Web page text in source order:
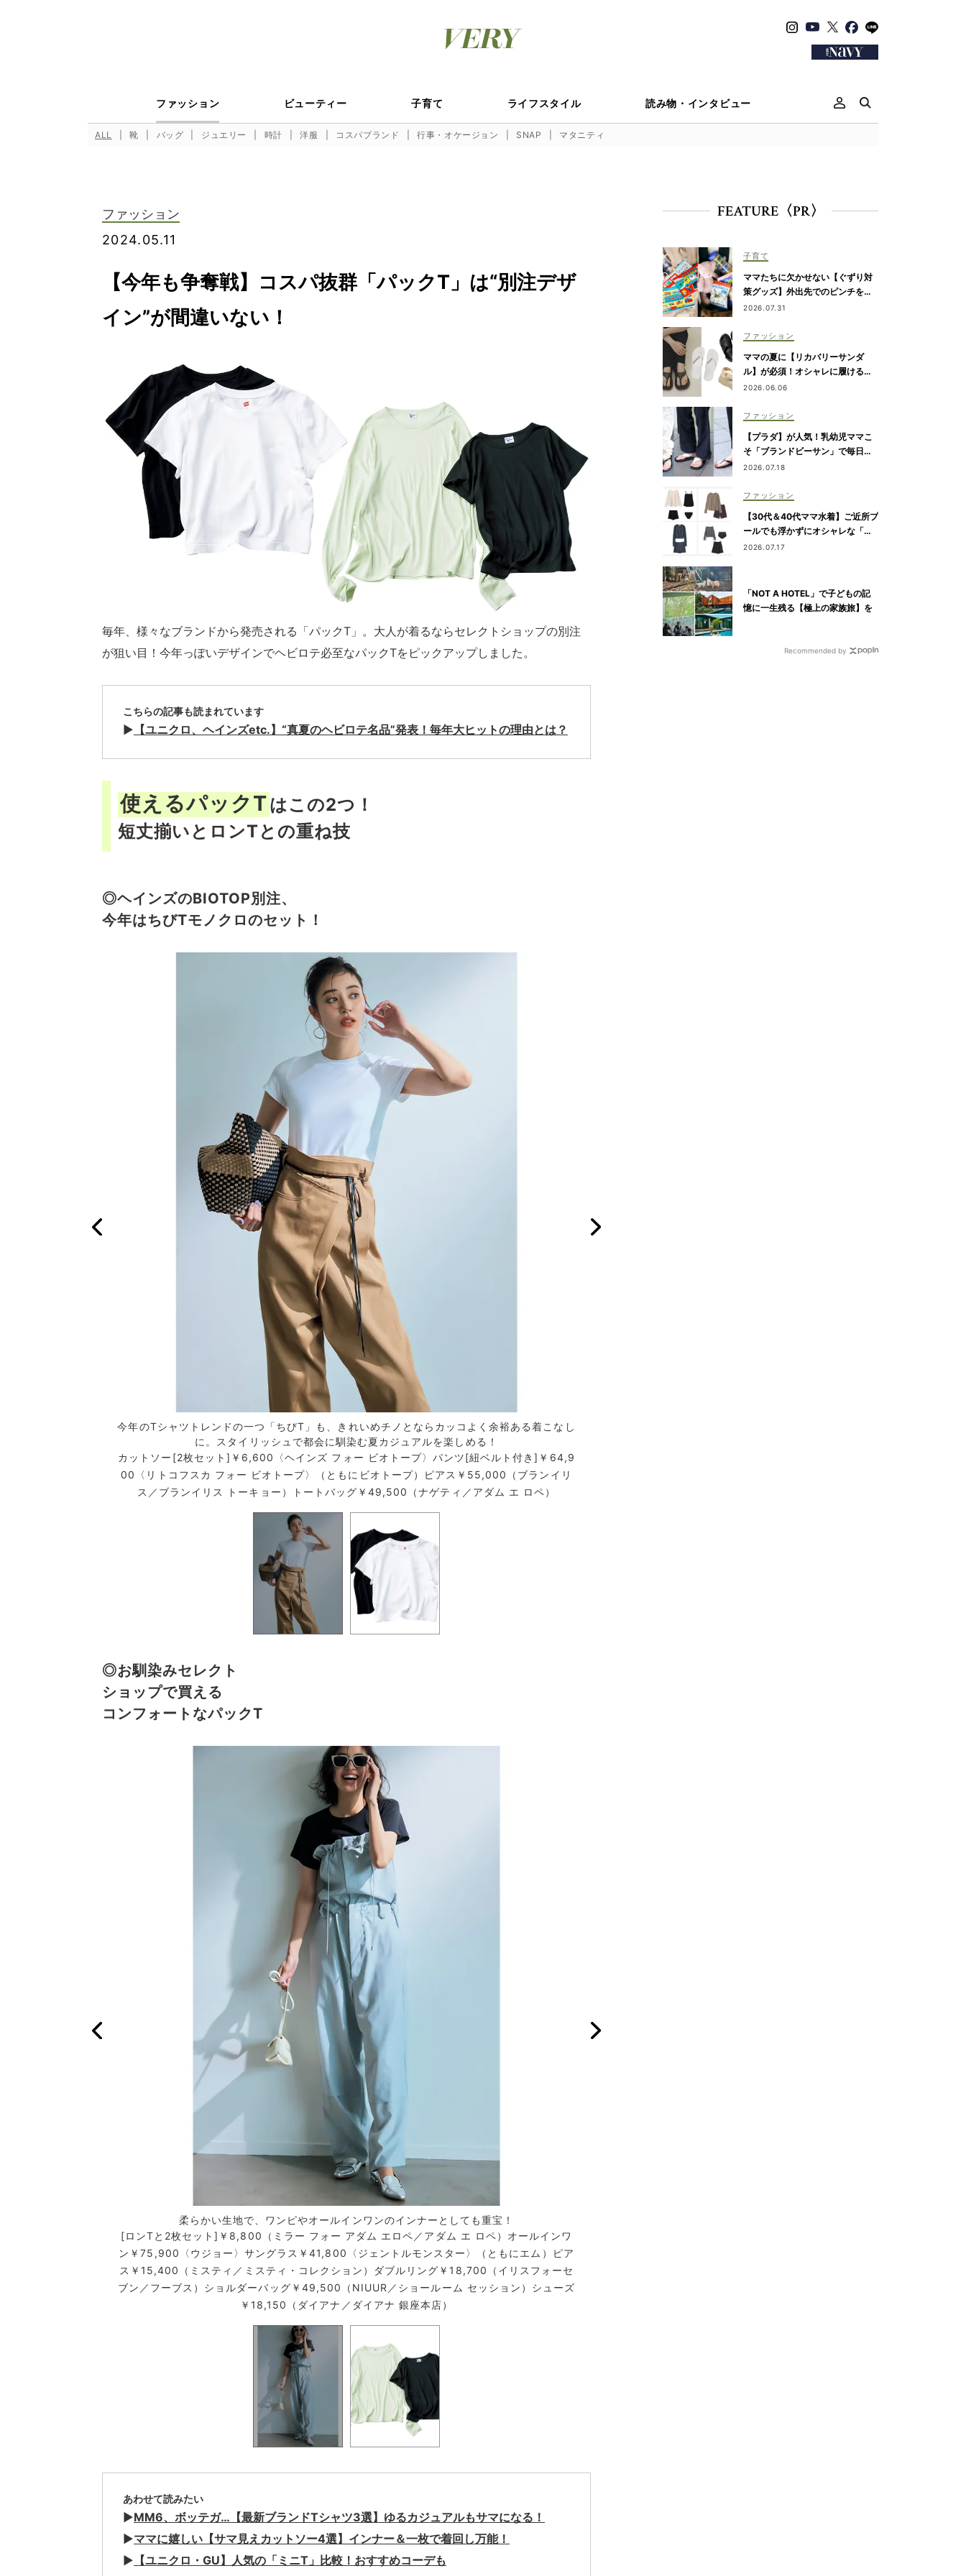
ファッション ビューティー 子育て ライフスタイル 読み物・インタビュー
ALL 靴 バッグ ジュエリー 時計 洋服 コスパブランド 行事・オケージョン SNAP マタニティ
ファッション
2024.05.11
【今年も争奪戦】コスパ抜群「パックT」は“別注デザ
イン”が間違いない！
毎年、様々なブランドから発売される「パックT」。大人が着るならセレクトショップの別注
が狙い目！今年っぽいデザインでヘビロテ必至なパックTをピックアップしました。
こちらの記事も読まれています
▶︎ 【ユニクロ、ヘインズetc.】“真夏のヘビロテ名品”発表！毎年大ヒットの理由とは？
使えるパックTはこの2つ！
短丈揃いとロンTとの重ね技
◎ヘインズのBIOTOP別注、
今年はちびTモノクロのセット！
今年のTシャツトレンドの一つ「ちびT」も、きれいめチノとならカッコよく余裕ある着こなし
に。スタイリッシュで都会に馴染む夏カジュアルを楽しめる！
カットソー[2枚セット]￥6,600〈ヘインズ フォー ビオトープ〉パンツ[紐ベルト付き]￥64,9
00〈リトコフスカ フォー ビオトープ〉（ともにビオトープ）ピアス￥55,000（ブランイリ
ス／ブランイリス トーキョー）トートバッグ￥49,500（ナゲティ／アダム エ ロペ）
◎お馴染みセレクト
ショップで買える
コンフォートなパックT
柔らかい生地で、ワンピやオールインワンのインナーとしても重宝！
[ロンTと2枚セット]￥8,800（ミラー フォー アダム エロペ／アダム エ ロペ）オールインワ
ン￥75,900〈ウジョー〉サングラス￥41,800〈ジェントルモンスター〉（ともにエム）ピア
ス￥15,400（ミスティ／ミスティ・コレクション）ダブルリング￥18,700（イリスフォーセ
ブン／フーブス）ショルダーバッグ￥49,500（NIUUR／ショールーム セッション）シューズ
￥18,150（ダイアナ／ダイアナ 銀座本店）
あわせて読みたい
▶︎MM6、ボッテガ…【最新ブランドTシャツ3選】ゆるカジュアルもサマになる！
▶︎ママに嬉しい【サマ見えカットソー4選】インナー＆一枚で着回し万能！
▶︎ 【ユニクロ・GU】人気の「ミニT」比較！おすすめコーデも
FEATURE〈PR〉
子育て
ママたちに欠かせない【ぐずり対
策グッズ】外出先でのピンチを解
決！
2026.07.31
ファッション
ママの夏に【リカバリーサンダ
ル】が必須！オシャレに履ける最
旬7選
2026.06.06
ファッション
【プラダ】が人気！乳幼児ママこ
そ「ブランドビーサン」で毎日き
れいめカジュアルが叶う
2026.07.18
ファッション
【30代＆40代ママ水着】ご近所プ
ールでも浮かずにオシャレな「ラ
ッシュガード＆ショートパンツセ
2026.07.17
「NOT A HOTEL」で子どもの記
憶に一生残る【極上の家族旅】を
Recommended by